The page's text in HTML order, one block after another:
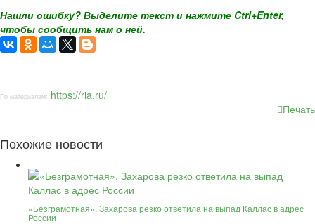
Нашли ошибку? Выделите текст и нажмите Ctrl+Enter,
чтобы сообщить нам о ней.
По материалам: https://ria.ru/
Печать
Похожие новости
«Безграмотная». Захарова резко ответила на выпад Каллас в адрес
России